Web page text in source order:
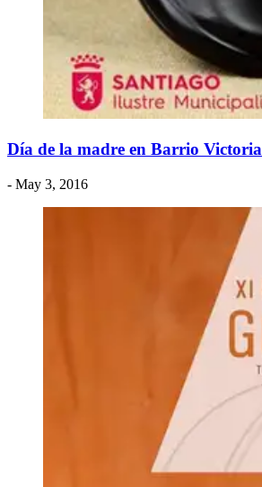
Día de la madre en Barrio Victoria
- May 3, 2016